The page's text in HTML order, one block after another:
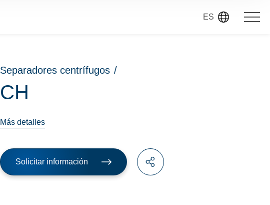
ES
Separadores centrífugos /
CH
Más detalles
Solicitar información